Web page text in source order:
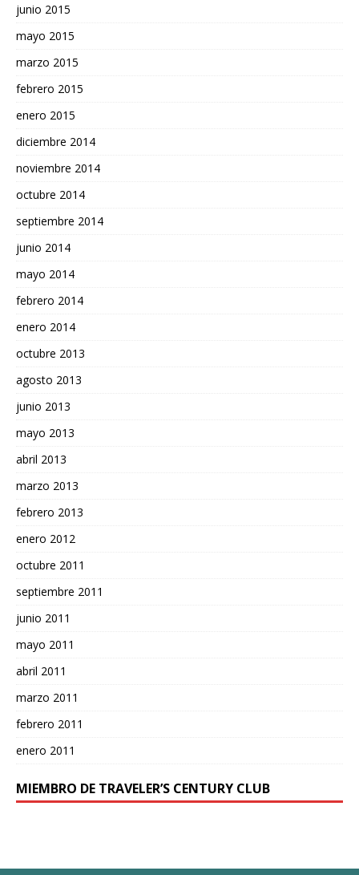
junio 2015
mayo 2015
marzo 2015
febrero 2015
enero 2015
diciembre 2014
noviembre 2014
octubre 2014
septiembre 2014
junio 2014
mayo 2014
febrero 2014
enero 2014
octubre 2013
agosto 2013
junio 2013
mayo 2013
abril 2013
marzo 2013
febrero 2013
enero 2012
octubre 2011
septiembre 2011
junio 2011
mayo 2011
abril 2011
marzo 2011
febrero 2011
enero 2011
MIEMBRO DE TRAVELER’S CENTURY CLUB